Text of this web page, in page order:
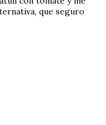
que seguro